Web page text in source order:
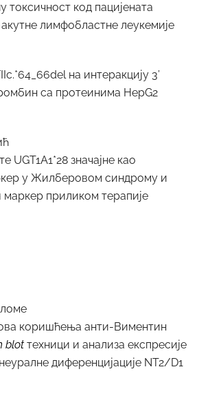
токсичност код пацијената
лимфобластне леукемије
на интеракцију 3’
са протеинима HepG2
UGT1A1*28 значајне као
у Жилберовом синдрому и
маркер приликом терапије
коришћења анти-Виментин
blot техници и анализа експресије
диференцијације NT2/D1